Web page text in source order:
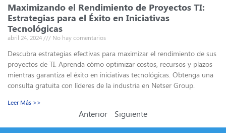
Maximizando el Rendimiento de Proyectos TI:
Estrategias para el Éxito en Iniciativas
Tecnológicas
abril 24, 2024 No hay comentarios
Descubra estrategias efectivas para maximizar el rendimiento de sus
proyectos de TI. Aprenda cómo optimizar costos, recursos y plazos
mientras garantiza el éxito en iniciativas tecnológicas. Obtenga una
consulta gratuita con líderes de la industria en Netser Group.
Leer Más >>
Anterior Siguiente